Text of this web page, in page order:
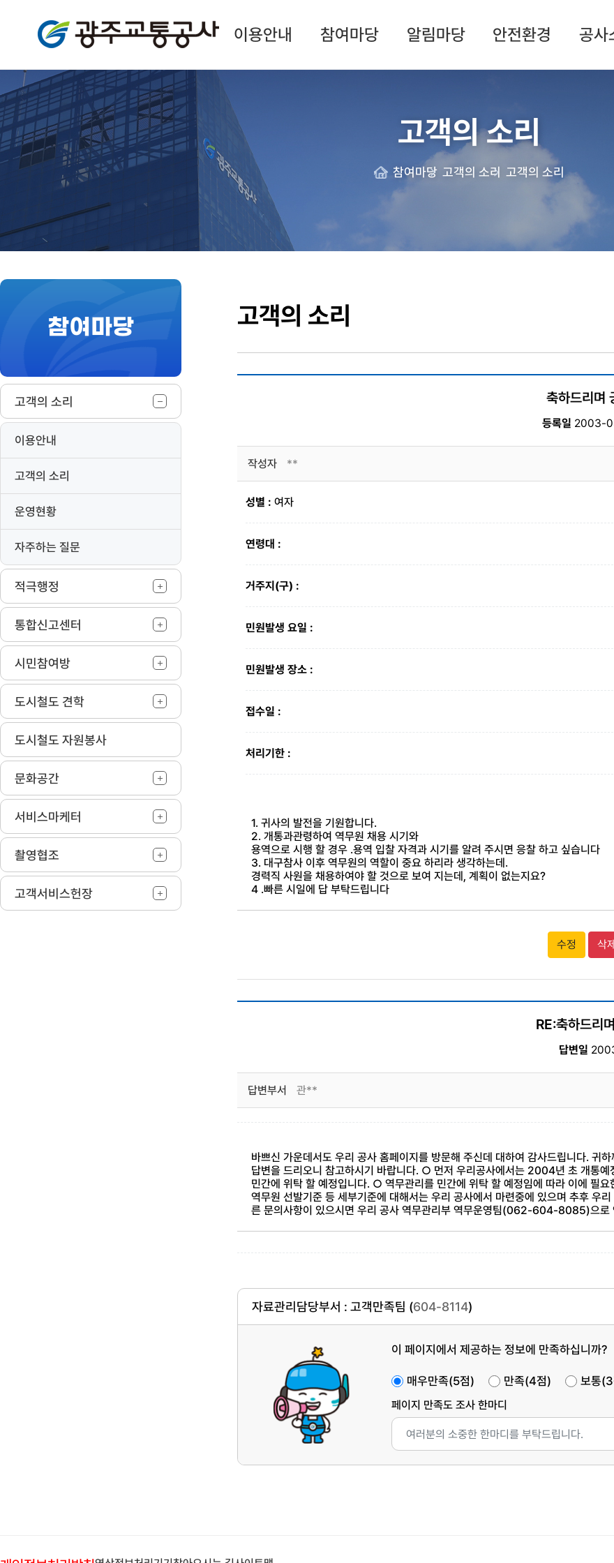
광주교통공사
이용안내 참여마당 알림마당 안전환경 공사
고객의 소리
Home
참여마당 고객의 소리 고객의 소리
참여마당
고객의 소리
이용안내
고객의 소리
운영현황
자주하는 질문
적극행정
통합신고센터
시민참여방
도시철도 견학
도시철도 자원봉사
문화공간
서비스마케터
촬영협조
고객서비스헌장
본
고객의 소리
축하드리며
등록일 2003-
작성자 **
성별 : 여자
연령대 :
거주지(구) :
민원발생 요일 :
민원발생 장소 :
접수일 :
처리기한 :
1. 귀사의 발전을 기원합니다.
2. 개통과관령하여 역무원 채용 시기와
용역으로 시행 할 경우 .용역 입찰 자격과 시기를 알려 주시면 응찰 하고 싶습니다
3. 대구참사 이후 역무원의 역할이 중요 하리라 생각하는데.
경력직 사원을 채용하여야 할 것으로 보여 지는데, 계획이 없는지요?
4 .빠른 시일에 답 부탁드립니다
수정 삭
RE:축하드리
답변일
답변부서 관**
바쁘신 가운데서도 우리 공사 홈페이지를 방문해 주신데 대하여 감사드립니다. 귀
답변을 드리오니 참고하시기 바랍니다. ○ 먼저 우리공사에서는 2004년 초 개통
민간에 위탁 할 예정입니다. ○ 역무관리를 민간에 위탁 할 예정임에 따라 이에 필
역무원 선발기준 등 세부기준에 대해서는 우리 공사에서 마련중에 있으며 추후
른 문의사항이 있으시면 우리 공사 역무관리부 역무운영팀(062-604-8085)으로
자료관리담당부서 : 고객만족팀 (604-8114)
이 페이지에서 제공하는 정보에 만족하십니까?
매우만족(5점) 만족(4점) 보통
페이지 만족도 조사 한마디